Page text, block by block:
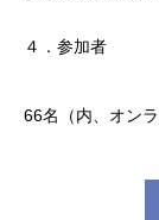
４．参加者
66名（内、オン